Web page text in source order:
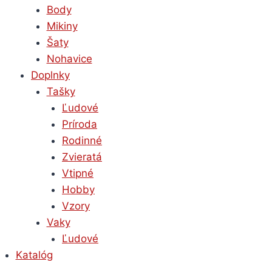
Body
Mikiny
Šaty
Nohavice
Doplnky
Tašky
Ľudové
Príroda
Rodinné
Zvieratá
Vtipné
Hobby
Vzory
Vaky
Ľudové
Katalóg